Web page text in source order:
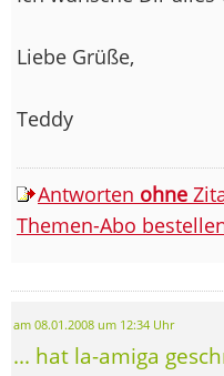
Liebe Grüße,
Teddy
Antworten ohne
Themen-Abo
am 08.01.2008 um 12:34 Uhr
... hat la-amiga